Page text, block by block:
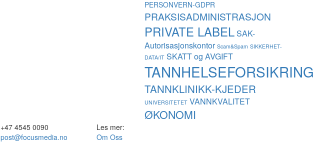
PERSONVERN-GDPR
PRAKSISADMINISTRASJON
PRIVATE LABELSAK-
Autorisasjonskontor Scam&Spam SIKKERHET-
DATA/IT SKATT og AVGIFT
TANNHELSEFORSIKRING
TANNKLINIKK-KJEDER
UNIVERSITETET VANNKVALITET
ØKONOMI
+47 4545 0090
post@focusmedia.no
Les mer:
Om Oss